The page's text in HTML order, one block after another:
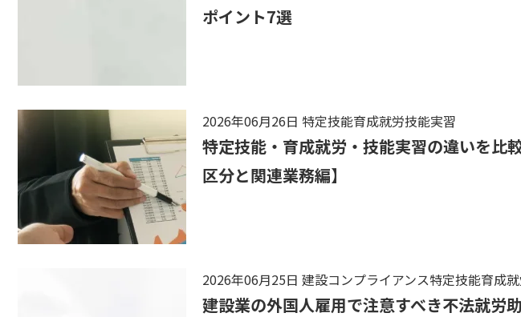
ポイント7選
2026年06月26日 特定技能育成就労技能実習
特定技能・育成就労・技能実習の違いを比
区分と関連業務編】
2026年06月25日 建設コンプライアンス特定技能育成
建設業の外国人雇用で注意すべき不法就労